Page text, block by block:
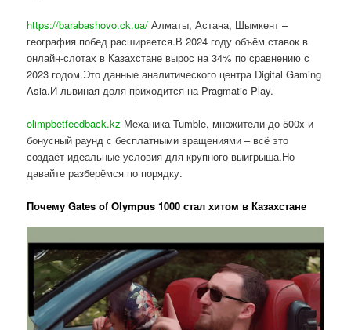
https://barabashovo.ck.ua/ Алматы, Астана, Шымкент –
география побед расширяется.В 2024 году объём ставок в
онлайн-слотах в Казахстане вырос на 34% по сравнению с
2023 годом.Это данные аналитического центра Digital Gaming
Asia.И львиная доля приходится на Pragmatic Play.
olimpbetfeedback.kz Механика Tumble, множители до 500x и
бонусный раунд с бесплатными вращениями – всё это
создаёт идеальные условия для крупного выигрыша.Но
давайте разберёмся по порядку.
Почему Gates of Olympus 1000 стал хитом в Казахстане